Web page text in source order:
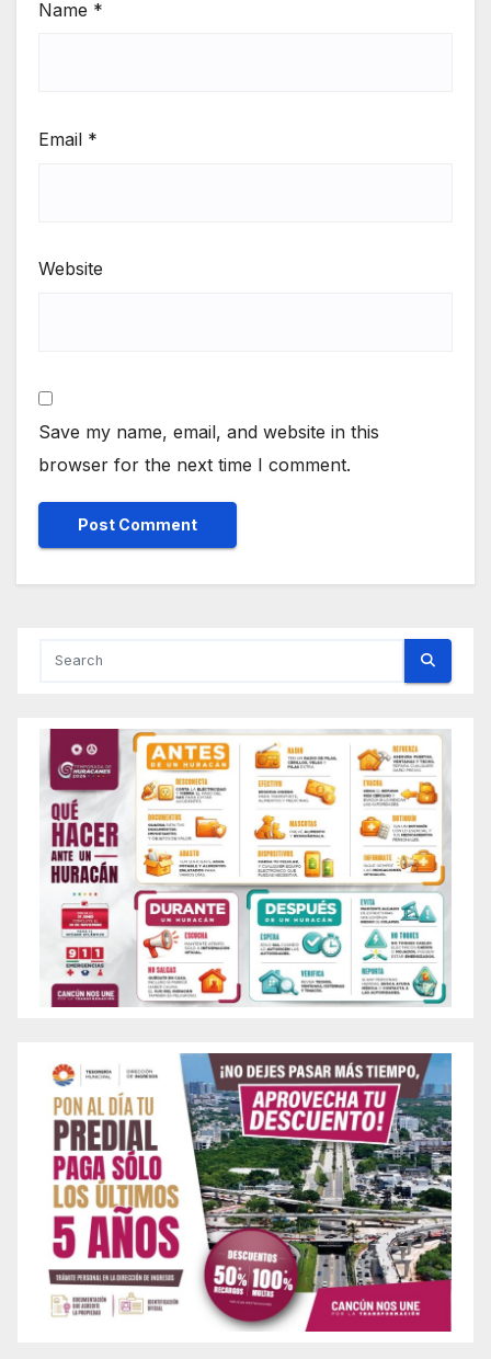
Name *
Email *
Website
Save my name, email, and website in this
browser for the next time I comment.